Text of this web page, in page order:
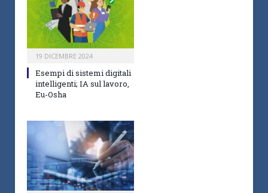
19 DICEMBRE 2024
Esempi di sistemi digitali
intelligenti; IA sul lavoro,
Eu-Osha